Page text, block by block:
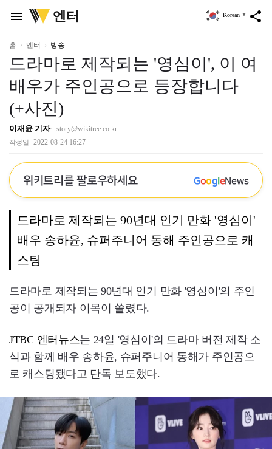
menu
위
키
리
엔터 share
Korean ▼
홈 엔터 방송
드라마로 제작되는 '영심이', 이 여
배우가 주인공으로 등장합니다
(+사진)
이재윤 기자 story@wikitree.co.kr
작성일 2022-08-24 16:27
위키트리를 팔로우하세요 GoogleNews
드라마로 제작되는 90년대 인기 만화 '영심이'
배우 송하윤, 슈퍼주니어 동해 주인공으로 캐
스팅
드라마로 제작되는 90년대 인기 만화 '영심이'의 주인
공이 공개되자 이목이 쏠렸다.
JTBC 엔터뉴스는 24일 '영심이'의 드라마 버전 제작 소
식과 함께 배우 송하윤, 슈퍼주니어 동해가 주인공으
로 캐스팅됐다고 단독 보도했다.